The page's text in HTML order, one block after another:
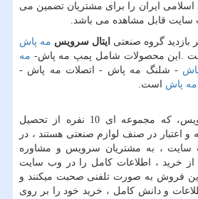
ایران را برای مشتریان تضمین می
قابل مشاهده می باشد.
گروه صنعتی ایتال سرویس مه پاش
.این محصولات شامل پمپ مه پاش- مه
- شلنگ مه پاش - اتصلات مه پاش -
مه پاش است.
تیم فروش و ایتال سرویس، که مجموعه ای 10 نفره از تحصیل
و اعتبار در صنف لوازم صنعتی هستند ، در
، به مشتریان سرویس و مشاوره
از خرید ، اطلاعات کامل را در وب سایت
فروش به صورت تلفنی صحبت میکنند و
و دانش کامل ، خرید خود را بر روی